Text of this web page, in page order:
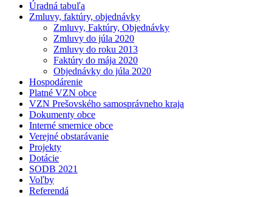
Úradná tabuľa
Zmluvy, faktúry, objednávky
Zmluvy, Faktúry, Objednávky
Zmluvy do júla 2020
Zmluvy do roku 2013
Faktúry do mája 2020
Objednávky do júla 2020
Hospodárenie
Platné VZN obce
VZN Prešovského samosprávneho kraja
Dokumenty obce
Interné smernice obce
Verejné obstarávanie
Projekty
Dotácie
SODB 2021
Voľby
Referendá